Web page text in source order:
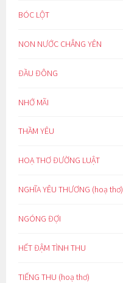
BÓC LỘT
NON NƯỚC CHẲNG YÊN
ĐẦU ĐÔNG
NHỚ MÃI
THẦM YÊU
HOẠ THƠ ĐƯỜNG LUẬT
NGHĨA YÊU THƯƠNG (hoạ thơ)
NGÓNG ĐỢI
HẾT ĐẬM TÌNH THU
TIẾNG THU (hoạ thơ)